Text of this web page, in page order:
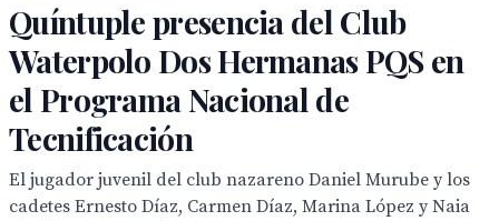
Quíntuple presencia del Club
Waterpolo Dos Hermanas PQS en
el Programa Nacional de
Tecnificación
El jugador juvenil del club nazareno Daniel Murube y los
cadetes Ernesto Díaz, Carmen Díaz, Marina López y Naia